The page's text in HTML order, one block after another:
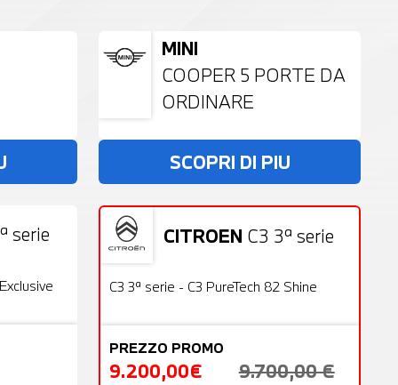
MINI
COOPER 5 PORTE DA
ORDINARE
SCOPRI DI PIU
serie
19 Foto CITROEN C3 3ª serie
OFFERTA
Usato 22 Foto
C3 3ª serie - C3 PureTech 82 Shine
PREZZO PROMO
9.200,00€ 9.700,00 €